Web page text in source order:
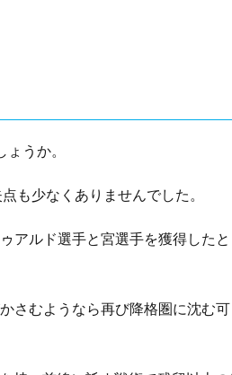
ょうか。
も少なくありませんでした。
アルド選手と宮選手を獲得したと
さむようなら再び降格圏に沈む可